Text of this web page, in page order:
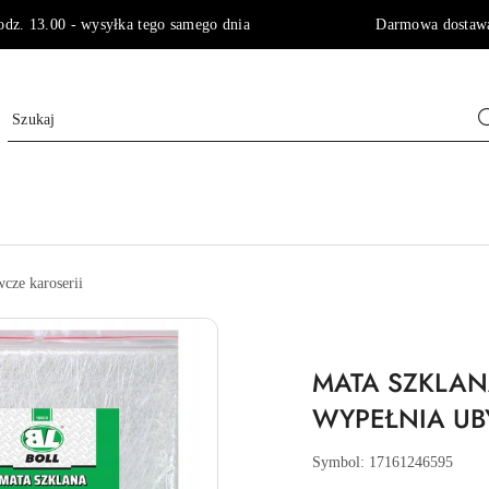
13.00 - wysyłka tego samego dnia Darmowa dostawa
karoserii
MATA
WYPEŁNIA
Symbol: 17161246595